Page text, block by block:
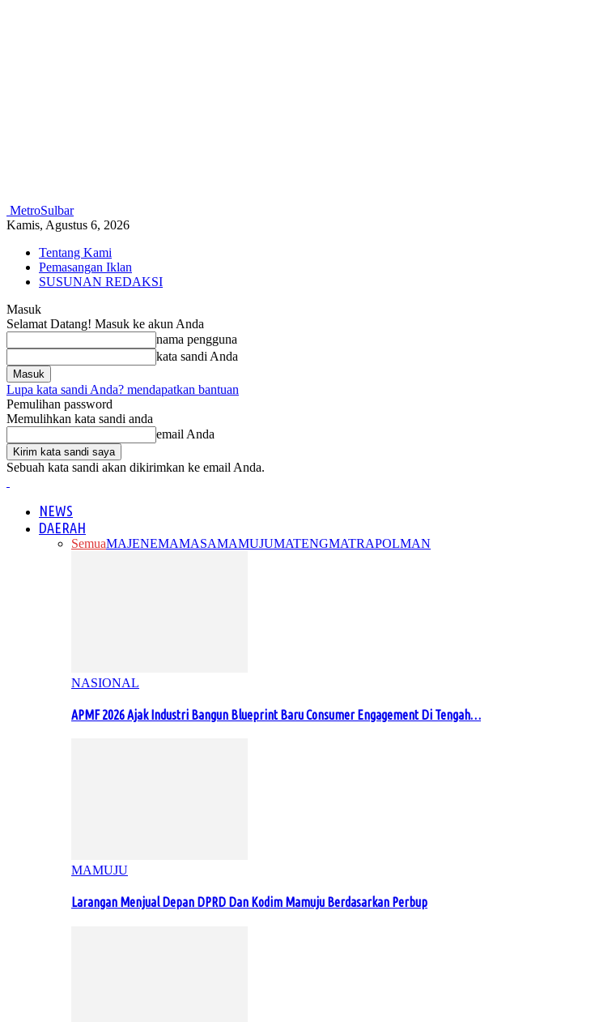
MetroSulbar
Kamis, Agustus 6, 2026
Tentang Kami
Pemasangan Iklan
SUSUNAN REDAKSI
Masuk
Selamat Datang! Masuk ke akun Anda
nama pengguna
kata sandi Anda
Lupa kata sandi Anda? mendapatkan bantuan
Pemulihan password
Memulihkan kata sandi anda
email Anda
Sebuah kata sandi akan dikirimkan ke email Anda.
NEWS
DAERAH
SemuaMAJENEMAMASAMAMUJUMATENGMATRAPOLMAN
NASIONAL
APMF 2026 Ajak Industri Bangun Blueprint Baru Consumer Engagement Di Tengah…
MAMUJU
Larangan Menjual Depan DPRD Dan Kodim Mamuju Berdasarkan Perbup